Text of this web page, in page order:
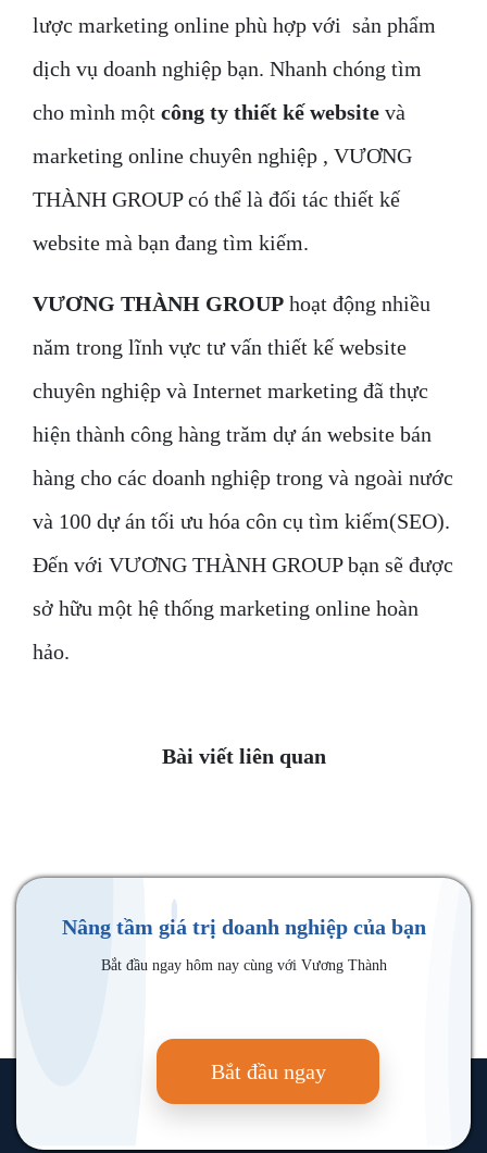
lược marketing online phù hợp với sản phẩm
dịch vụ doanh nghiệp bạn. Nhanh chóng tìm
cho mình một công ty thiết kế website và
marketing online chuyên nghiệp , VƯƠNG
THÀNH GROUP có thể là đối tác thiết kế
website mà bạn đang tìm kiếm.
VƯƠNG THÀNH GROUP hoạt động nhiều
năm trong lĩnh vực tư vấn thiết kế website
chuyên nghiệp và Internet marketing đã thực
hiện thành công hàng trăm dự án website bán
hàng cho các doanh nghiệp trong và ngoài nước
và 100 dự án tối ưu hóa côn cụ tìm kiếm(SEO).
Đến với VƯƠNG THÀNH GROUP bạn sẽ được
sở hữu một hệ thống marketing online hoàn
hảo.
Bài viết liên quan
Nâng tầm giá trị doanh nghiệp của bạn
Bắt đầu ngay hôm nay cùng với Vương Thành
Bắt đầu ngay